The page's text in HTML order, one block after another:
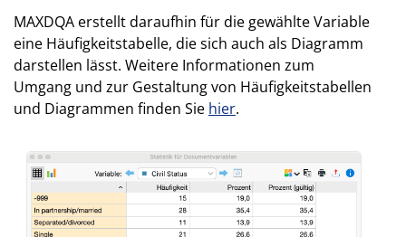
MAXDQA erstellt daraufhin für die gewählte Variable
eine Häufigkeitstabelle, die sich auch als Diagramm
darstellen lässt. Weitere Informationen zum
Umgang und zur Gestaltung von Häufigkeitstabellen
und Diagrammen finden Sie hier.